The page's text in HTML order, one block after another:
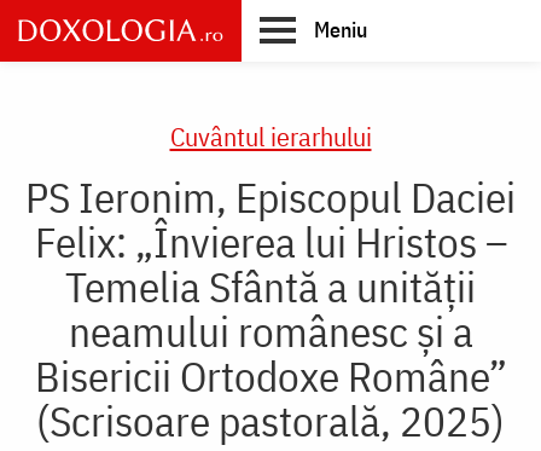
Skip
to
main
Meniu
Cuvântul ierarhului
PS Ieronim, Episcopul Daciei
Felix: „Învierea lui Hristos –
Temelia Sfântă a unității
neamului românesc și a
Bisericii Ortodoxe Române”
(Scrisoare pastorală, 2025)